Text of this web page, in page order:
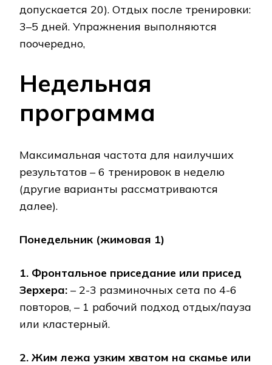
допускается 20). Отдых после тренировки:
3–5 дней. Упражнения выполняются
поочередно,
Недельная
программа
Максимальная частота для наилучших
результатов – 6 тренировок в неделю
(другие варианты рассматриваются
далее).
Понедельник (жимовая 1)
1. Фронтальное приседание или присед
Зерхера: – 2-3 разминочных сета по 4-6
повторов, – 1 рабочий подход отдых/пауза
или кластерный.
2. Жим лежа узким хватом на скамье или